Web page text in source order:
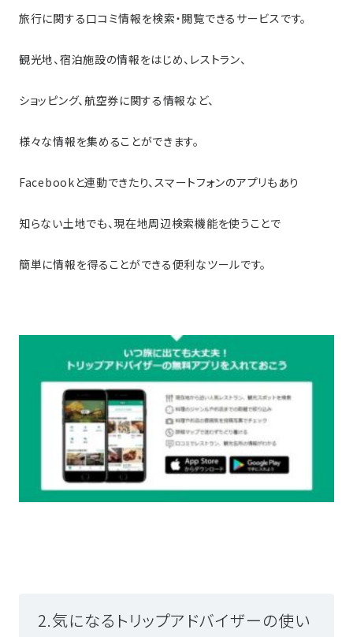
旅行に関する口コミ情報を検索・閲覧できるサービスです。
観光地、宿泊施設の情報をはじめ、レストラン、
ショッピング、航空券に関する情報など、
様々な情報を集めることができます。
Facebookと連動できたり、スマートフォンのアプリもあり
知らない土地でも、現在地周辺検索機能を使うことで
簡単に情報を得ることができる便利なツールです。
2.気になるトリップアドバイザーの使い